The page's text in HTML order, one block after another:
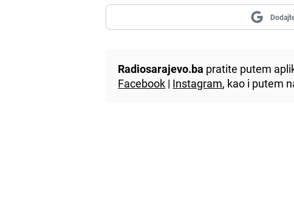
Radiosarajevo.ba pratite putem
Facebook | Instagram, kao i putem